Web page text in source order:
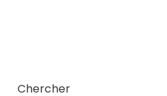
Chercher